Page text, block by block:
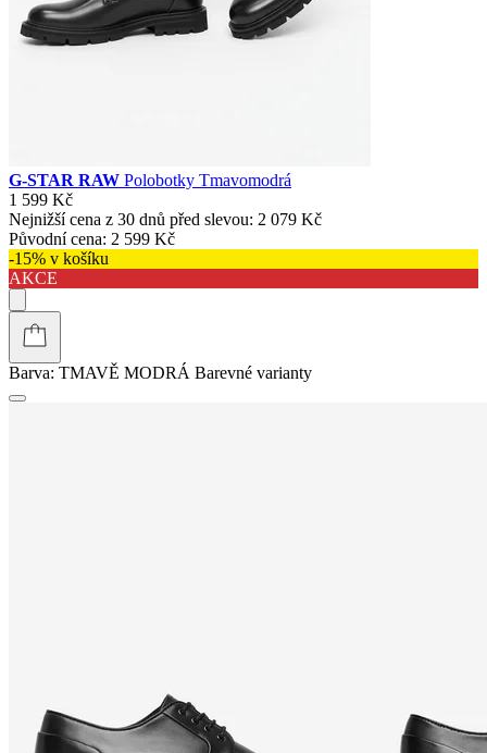
G-STAR RAW Polobotky Tmavomodrá
1 599 Kč
Nejnižší cena z 30 dnů před slevou: 2 079 Kč
Původní cena: 2 599 Kč
-15% v košíku
AKCE
Barva: TMAVĚ MODRÁ Barevné varianty